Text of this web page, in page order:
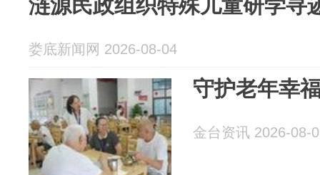
涟源民政组织特殊儿童研学寻
娄底新闻网 2026-08-04
守护老年幸
金台资讯 2026-08-